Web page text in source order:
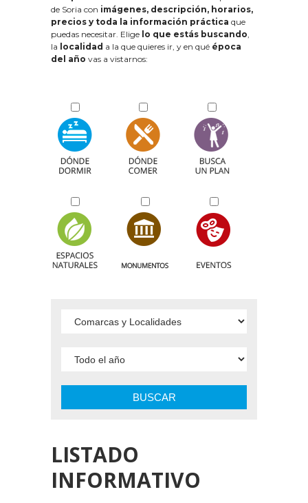
de Soria con imágenes, descripción, horarios,
precios y toda la información práctica que
puedas necesitar. Elige lo que estás buscando,
la localidad a la que quieres ir, y en qué época
del año vas a vistarnos:
BUSCAR
LISTADO
INFORMATIVO